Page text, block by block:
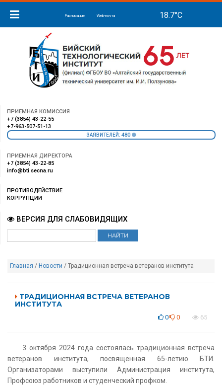
Расписание Web-почта
ПРИЕМНАЯ КОМИССИЯ
+7 (3854) 43-22-55
+7-963-507-51-13
ЗАЯВИТЕЛЕЙ: 480
ПРИЕМНАЯ ДИРЕКТОРА
+7 (3854) 43-22-85
info@bti.secna.ru
ПРОТИВОДЕЙСТВИЕ
КОРРУПЦИИ
ВЕРСИЯ ДЛЯ СЛАБОВИДЯЩИХ
Главная / Новости / Традиционная встреча ветеранов института
ТРАДИЦИОННАЯ ВСТРЕЧА ВЕТЕРАНОВ
ИНСТИТУТА
0 0 65
3 октября 2024 года состоялась традиционная встреча
ветеранов института, посвященная 65-летию БТИ.
Организаторами выступили Администрация института,
Профсоюз работников и студенческий профком.